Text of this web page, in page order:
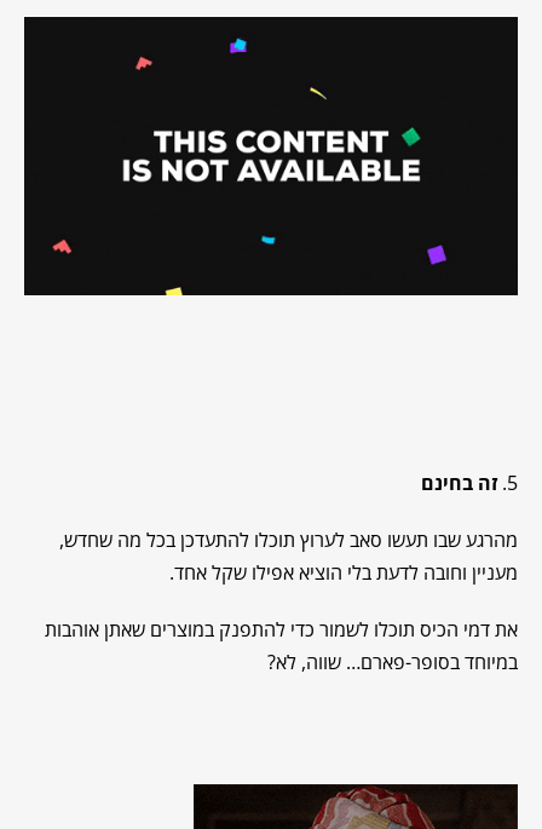
5. זה בחינם
מהרגע שבו תעשו סאב לערוץ תוכלו להתעדכן בכל מה שחדש,
מעניין וחובה לדעת בלי הוציא אפילו שקל אחד.
את דמי הכיס תוכלו לשמור כדי להתפנק במוצרים שאתן אוהבות
במיוחד בסופר-פארם… שווה, לא?